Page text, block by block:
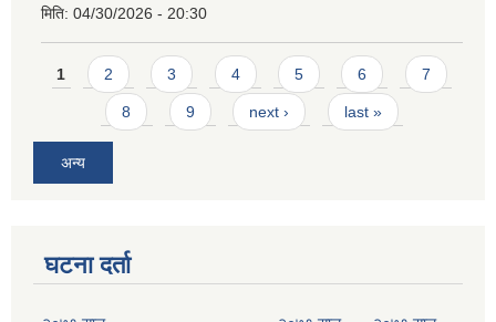
मिति: 04/30/2026 - 20:30
Pages
1 2 3 4 5 6 7
8 9 next › last »
अन्य
घटना दर्ता